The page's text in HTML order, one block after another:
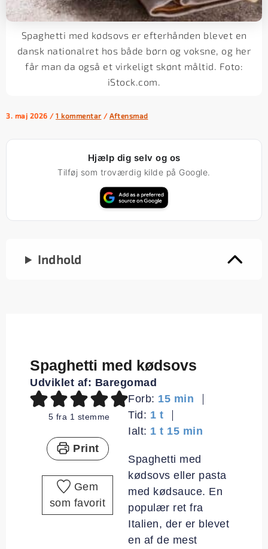
Spaghetti med kødsovs er efterhånden blevet en
dansk nationalret hos både børn og voksne, og her
får man da også et virkeligt skønt måltid. Foto:
iStock.com.
3. maj 2026 / 1 kommentar / Aftensmad
Hjælp dig selv og os
Tilføj som troværdig kilde på Google.
Indhold
Spaghetti med kødsovs
Udviklet af: Baregomad
5 fra 1 stemme
Print
Gem
som favorit
Forb: 15minutter
min
Tid: 1 time
t
Ialt: 1 time
t 15minutter
min
Spaghetti med
kødsovs eller pasta
med kødsauce. En
populær ret fra
Italien, der er blevet
en af de mest